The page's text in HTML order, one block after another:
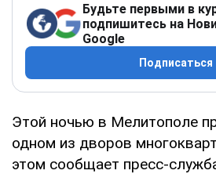
Будьте первыми в
подпишитесь на
Google
Подписаться
Этой ночью в Мелитополе
одном из дворов
этом сообщает пресс-